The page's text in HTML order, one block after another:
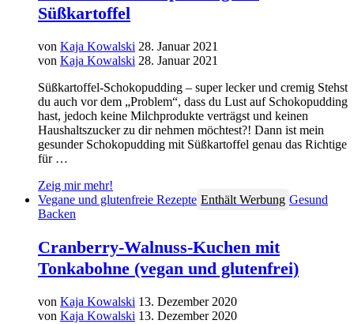
Süßkartoffel
von Kaja Kowalski 28. Januar 2021
von Kaja Kowalski 28. Januar 2021
Süßkartoffel-Schokopudding – super lecker und cremig Stehst
du auch vor dem „Problem“, dass du Lust auf Schokopudding
hast, jedoch keine Milchprodukte verträgst und keinen
Haushaltszucker zu dir nehmen möchtest?! Dann ist mein
gesunder Schokopudding mit Süßkartoffel genau das Richtige
für …
Zeig mir mehr!
Vegane und glutenfreie Rezepte Enthält Werbung Gesund
Backen
Cranberry-Walnuss-Kuchen mit
Tonkabohne (vegan und glutenfrei)
von Kaja Kowalski 13. Dezember 2020
von Kaja Kowalski 13. Dezember 2020